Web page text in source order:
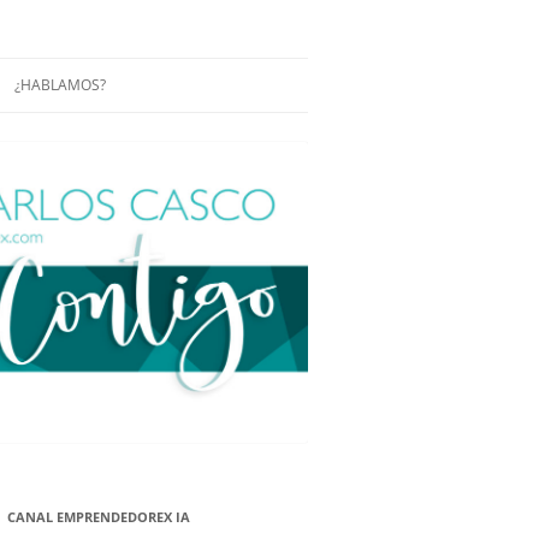
EN
DE
NUEVA
¿HABLAMOS?
CONÓCENOS UN POCO MÁS
CANAL EMPRENDEDOREX IA